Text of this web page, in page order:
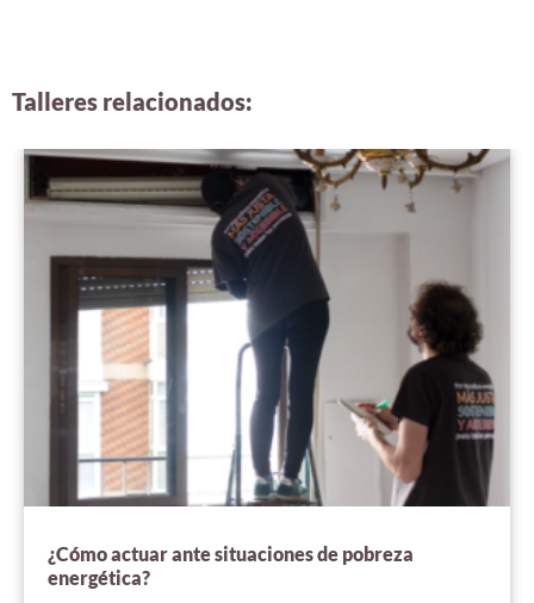
Talleres relacionados:
¿Cómo actuar ante situaciones de pobreza
energética?